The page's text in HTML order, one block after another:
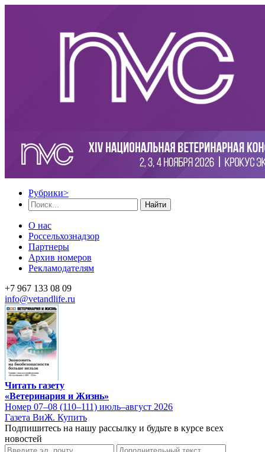
Рубрики>
Найти
О нас
Россельхознадзор
Партнеры
Архив номеров
Рекламодателям
+7 967 133 08 09
info@vetandlife.ru
Читать газету
«Ветеринария и Жизнь»
Номер 07–08 (110–111) июль–август 2026
Газета ВиЖ. Купить
Подпишитесь на нашу рассылку и будьте в курсе всех
новостей